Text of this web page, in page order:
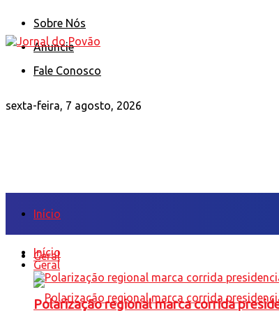
Sobre Nós
Anuncie
Fale Conosco
sexta-feira, 7 agosto, 2026
Início
Geral
Início
Geral
Polarização regional marca corrida